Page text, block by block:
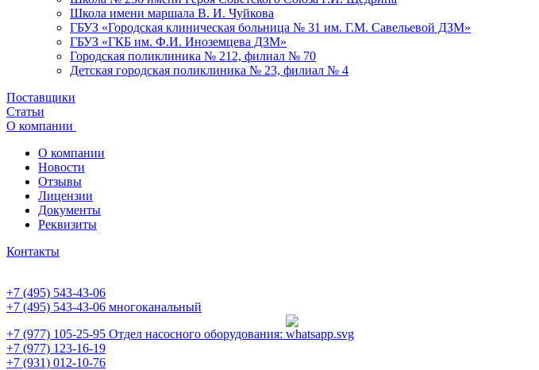
Школа имени маршала В. И. Чуйкова
ГБУЗ «Городская клиническая больница № 31 им. Г.М. Савельевой ДЗМ»
ГБУЗ «ГКБ им. Ф.И. Иноземцева ДЗМ»
Городская поликлиника № 212, филиал № 70
Детская городская поликлиника № 23, филиал № 4
Поставщики
Статьи
О компании
О компании
Новости
Отзывы
Лицензии
Документы
Реквизиты
Контакты
+7 (495) 543-43-06
+7 (495) 543-43-06 многоканальный
+7 (977) 105-25-95 Отдел насосного оборудования:
+7 (977) 123-16-19
+7 (931) 012-10-76